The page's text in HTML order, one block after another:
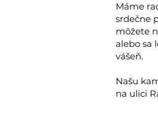
Máme
srdečne
môžete
alebo sa
vášeň.
Našu
na ulici